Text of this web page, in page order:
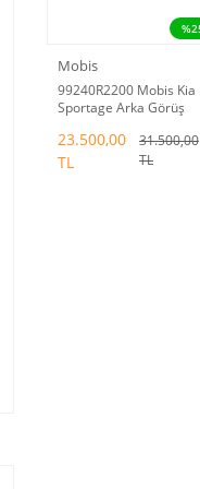
Mobis
99240R2200 Mobis Kia
Sportage Arka Görüş
23.500,00
TL
31.500,00
TL